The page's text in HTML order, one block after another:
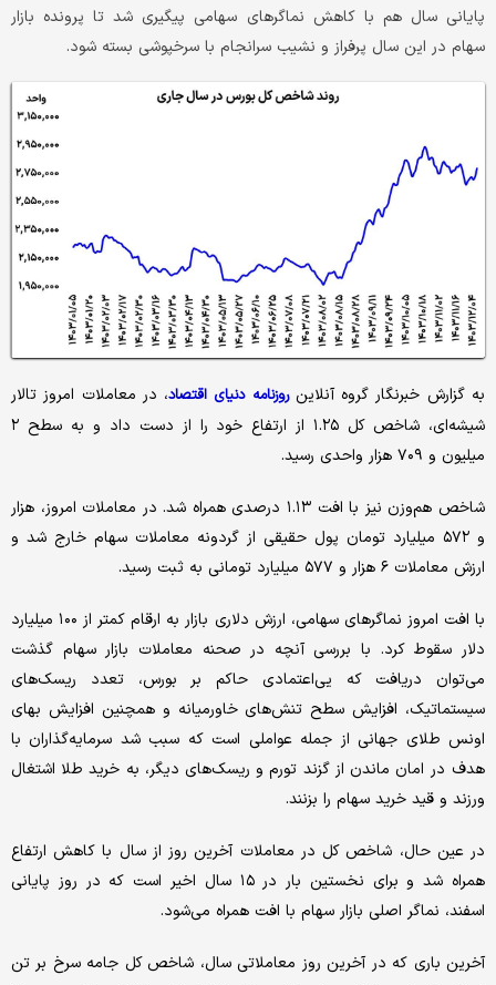
پایانی سال هم با کاهش نماگرهای سهامی پیگیری شد تا پرونده بازار
سهام در این سال پرفراز و نشیب سرانجام با سرخپوشی بسته شود.
به گزارش خبرنگار گروه آنلاینروزنامه دنیای اقتصاد، در معاملات امروز تالار
شیشه‌ای، شاخص کل ۱.۲۵ از ارتفاع خود را از دست داد و به سطح ۲
میلیون و ۷۰۹ هزار واحدی رسید.
شاخص هم‌وزن نیز با افت ۱.۱۳ درصدی همراه شد. در معاملات امروز، هزار
و ۵۷۲ میلیارد تومان پول حقیقی از گردونه معاملات سهام خارج شد و
ارزش معاملات ۶ هزار و ۵۷۷ میلیارد تومانی به ثبت رسید.
با افت امروز نماگرهای سهامی، ارزش دلاری بازار به ارقام کمتر از ۱۰۰ میلیارد
دلار سقوط کرد. با بررسی آنچه در صحنه معاملات بازار سهام گذشت
می‌توان دریافت که یی‌اعتمادی حاکم بر بورس، تعدد ریسک‌های
سیستماتیک، افزایش سطح تنش‌های خاورمیانه و همچنین افزایش بهای
اونس طلای جهانی از جمله عواملی است که سبب شد سرمایه‌گذاران با
هدف در امان ماندن از گزند تورم و ریسک‌های دیگر، به خرید طلا اشتغال
ورزند و قید خرید سهام را بزنند.
در عین حال، شاخص کل در معاملات آخرین روز از سال با کاهش ارتفاع
همراه شد و برای نخستین بار در ۱۵ سال اخیر است که در روز پایانی
اسفند، نماگر اصلی بازار سهام با افت همراه می‌شود.
آخرین باری که در آخرین روز معاملاتی سال، شاخص کل جامه سرخ بر تن